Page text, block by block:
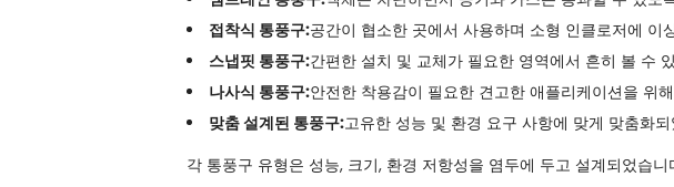
접착식 통풍구:공간이 협소한 곳에서 사용하며 소형 인클로저에 이
스냅핏 통풍구:간편한 설치 및 교체가 필요한 영역에서 흔히 볼 수
나사식 통풍구:안전한 착용감이 필요한 견고한 애플리케이션을 위
맞춤 설계된 통풍구:고유한 성능 및 환경 요구 사항에 맞게 맞춤화
각 통풍구 유형은 성능, 크기, 환경 저항성을 염두에 두고 설계되었습니